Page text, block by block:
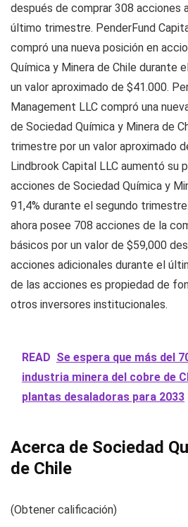
después de comprar 308 acciones
último trimestre. PenderFund
compró una nueva posición en
Química y Minera de Chile durante
un valor aproximado de $41.000.
Management LLC compró una
de Sociedad Química y Minera de
trimestre por un valor aproximado
Lindbrook Capital LLC aumentó su
acciones de Sociedad Química y
91,4% durante el segundo
ahora posee 708 acciones de la
básicos por un valor de $59,000
acciones adicionales durante el
de las acciones es propiedad de
otros inversores institucionales.
READ Se espera que más del
industria minera del cobre de
plantas desaladoras para 2033
Acerca de Sociedad
de Chile
(Obtener calificación)